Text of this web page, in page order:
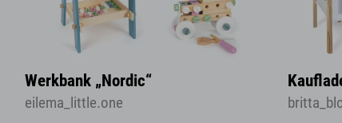
Werkbank „Nordic“
eilema_little.one